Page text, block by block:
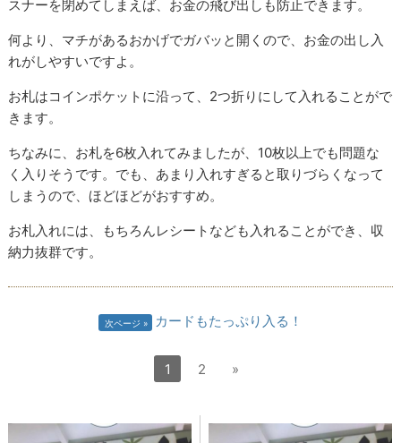
スナーを閉めてしまえば、お金の飛び出しも防止できます。
何より、マチがあるおかげでガバッと開くので、お金の出し入
れがしやすいですよ。
お札はコインポケットに沿って、2つ折りにして入れることがで
きます。
ちなみに、お札を6枚入れてみましたが、10枚以上でも問題な
く入りそうです。でも、あまり入れすぎると取りづらくなって
しまうので、ほどほどがおすすめ。
お札入れには、もちろんレシートなども入れることができ、収
納力抜群です。
次ページ カードもたっぷり入る！
1 2 »